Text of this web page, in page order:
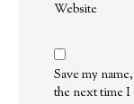
Website
Save my
the next time I